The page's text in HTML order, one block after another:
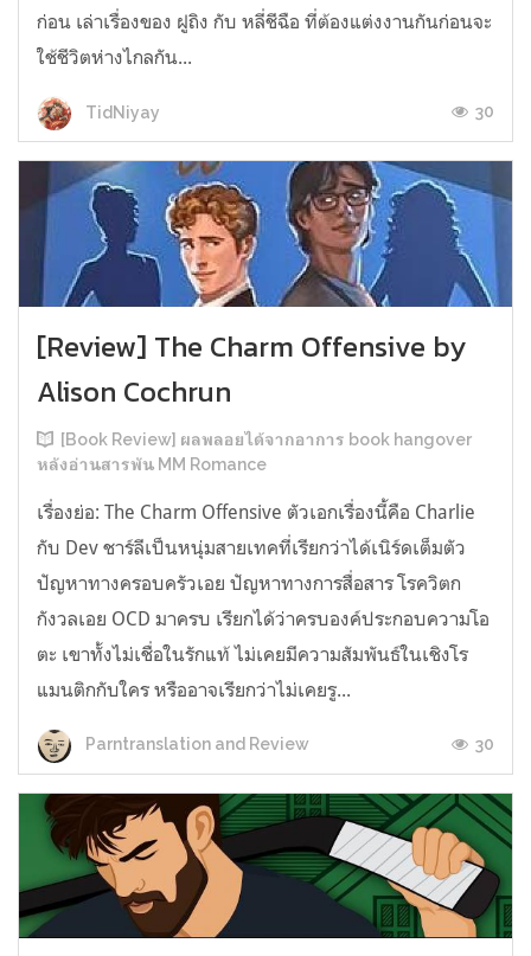
ก่อน เล่าเรื่องของ ฝูถิง กับ หลี่ชีฉือ ที่ต้องแต่งงานกันก่อนจะ
ใช้ชีวิตห่างไกลกัน...
TidNiyay 30
[Review] The Charm Offensive by
Alison Cochrun
[Book Review] ผลพลอยได้จากอาการ book hangover
หลังอ่านสารพัน MM Romance
เรื่องย่อ: The Charm Offensive ตัวเอกเรื่องนี้คือ Charlie
กับ Dev ชาร์ลีเป็นหนุ่มสายเทคที่เรียกว่าได้เนิร์ดเต็มตัว
ปัญหาทางครอบครัวเอย ปัญหาทางการสื่อสาร โรควิตก
กังวลเอย OCD มาครบ เรียกได้ว่าครบองค์ประกอบความโอ
ตะ เขาทั้งไม่เชื่อในรักแท้ ไม่เคยมีความสัมพันธ์ในเชิงโร
แมนติกกับใคร หรืออาจเรียกว่าไม่เคยรู...
Parntranslation and Review 30